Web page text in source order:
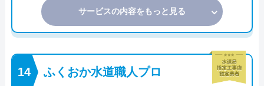
サービスの内容をもっと見る
ふくおか水道職人プロ